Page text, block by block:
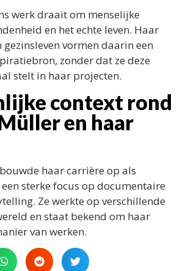
werk draait om menselijke
en het echte leven. Haar
gezinsleven vormen daarin een
zonder dat ze deze
stelt in haar projecten.
context rond
en haar
haar carrière op als
sterke focus op documentaire
Ze werkte op verschillende
en staat bekend om haar
van werken.